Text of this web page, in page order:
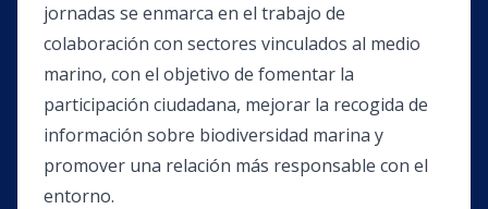
jornadas se enmarca en el trabajo de
colaboración con sectores vinculados al medio
marino, con el objetivo de fomentar la
participación ciudadana, mejorar la recogida de
información sobre biodiversidad marina y
promover una relación más responsable con el
entorno.